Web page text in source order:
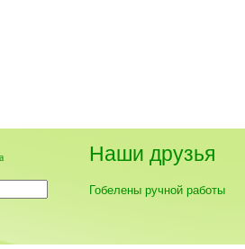
Наши друзья
Гобелены ручной работы